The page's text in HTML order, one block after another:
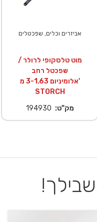
אביזרים וכלים, שפכטלים
מוט טלסקופי לרולר /
שפכטל רחב
אלומיניום 3-1.63 מ'
STORCH
מק"ט: 194930